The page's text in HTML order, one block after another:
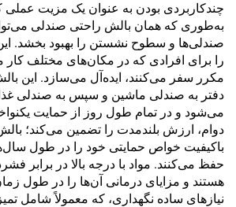
چندکاربردی بودن به عنوان یک مزیت
به‌طوری که همان بالش راحتی صندلی
صندلی‌ها و سطوح نشستن را بهبود بخشد.
را برای افرادی که در مکان‌های مختلف کار
مکرر سفر می‌کنند، ایده‌آل می‌سازد. این
دفتر به صندلی ماشین و سپس به صندلی
می‌شود و در تمام طول روز از حمایت
دوام، ارزش بلندمدت را تضمین می‌کند؛
باکیفیت خواص حمایتی خود را در طول
حفظ می‌کنند. مواد با درجه بالا در برابر
هستند و مزایای درمانی آن‌ها را در طول
نیازهای ساده نگهداری، که معمولاً شامل